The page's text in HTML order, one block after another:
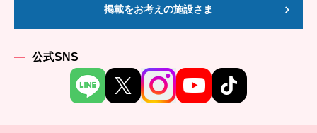
掲載をお考えの施設さま
公式SNS